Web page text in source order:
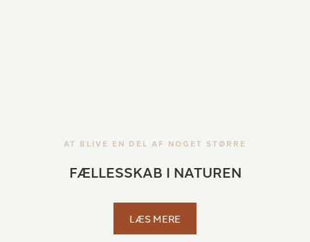
AT BLIVE EN DEL AF NOGET STØRRE
FÆLLESSKAB I NATUREN
LÆS MERE